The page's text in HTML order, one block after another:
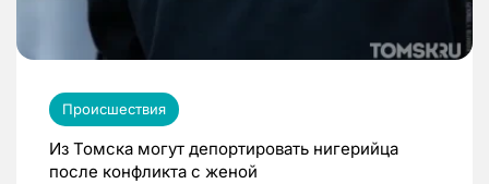
Происшествия
Из Томска могут депортировать нигерийца
после конфликта с женой